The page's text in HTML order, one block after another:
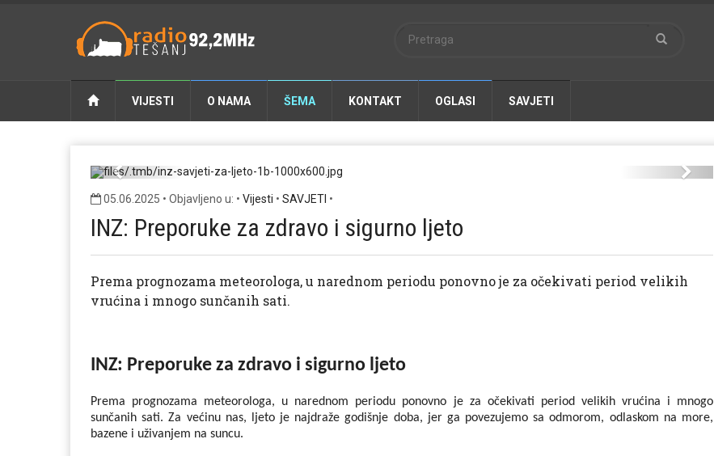
VIJESTI O NAMA ŠEMA KONTAKT OGLASI SAVJETI
Previous Next
05.06.2025 • Objavljeno u: • Vijesti • SAVJETI •
INZ: Preporuke za zdravo i sigurno ljeto
Prema prognozama meteorologa, u narednom periodu ponovno je za očekivati period velikih
vrućina i mnogo sunčanih sati.
INZ: Preporuke za zdravo i sigurno ljeto
Prema prognozama meteorologa, u narednom periodu ponovno je za očekivati period velikih vrućina i mnogo
sunčanih sati. Za većinu nas, ljeto je najdraže godišnje doba, jer ga povezujemo sa odmorom, odlaskom na more,
bazene i uživanjem na suncu.